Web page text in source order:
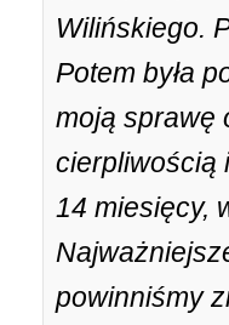
Wilińskiego.
Potem była
moją sprawę
cierpliwością
14 miesięcy,
powinniśmy